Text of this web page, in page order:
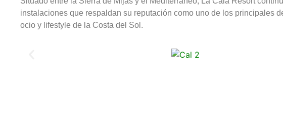
instalaciones que respaldan su reputación como uno de los principales
ocio y lifestyle de la Costa del Sol.